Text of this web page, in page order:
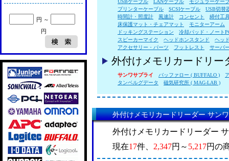
USBケーブル
LANケーブル
モジュラーケー
プリンターケーブル
SCSIケーブル
USB切替
時間計・照度計
風速計 コンセント
締付工
床保護マット・チェアマット
モニターアーム
ドッキングステーション
冷却パッド・ノート
スピーカーマイク
ヘッドホンスタンド
ヘッ
アクセサリー・パーツ
フットレスト サーバ
外付けメモリカードリー
サンワサプライ バッファロー ( BUFFALO )
タンベルグデータ
磁気研究所 ( MAG-LAB )
外付けメモリカードリーダー サン
外付けメモリカードリーダー
現在17件、 2,347円～ 5,217円の
円 ～
円